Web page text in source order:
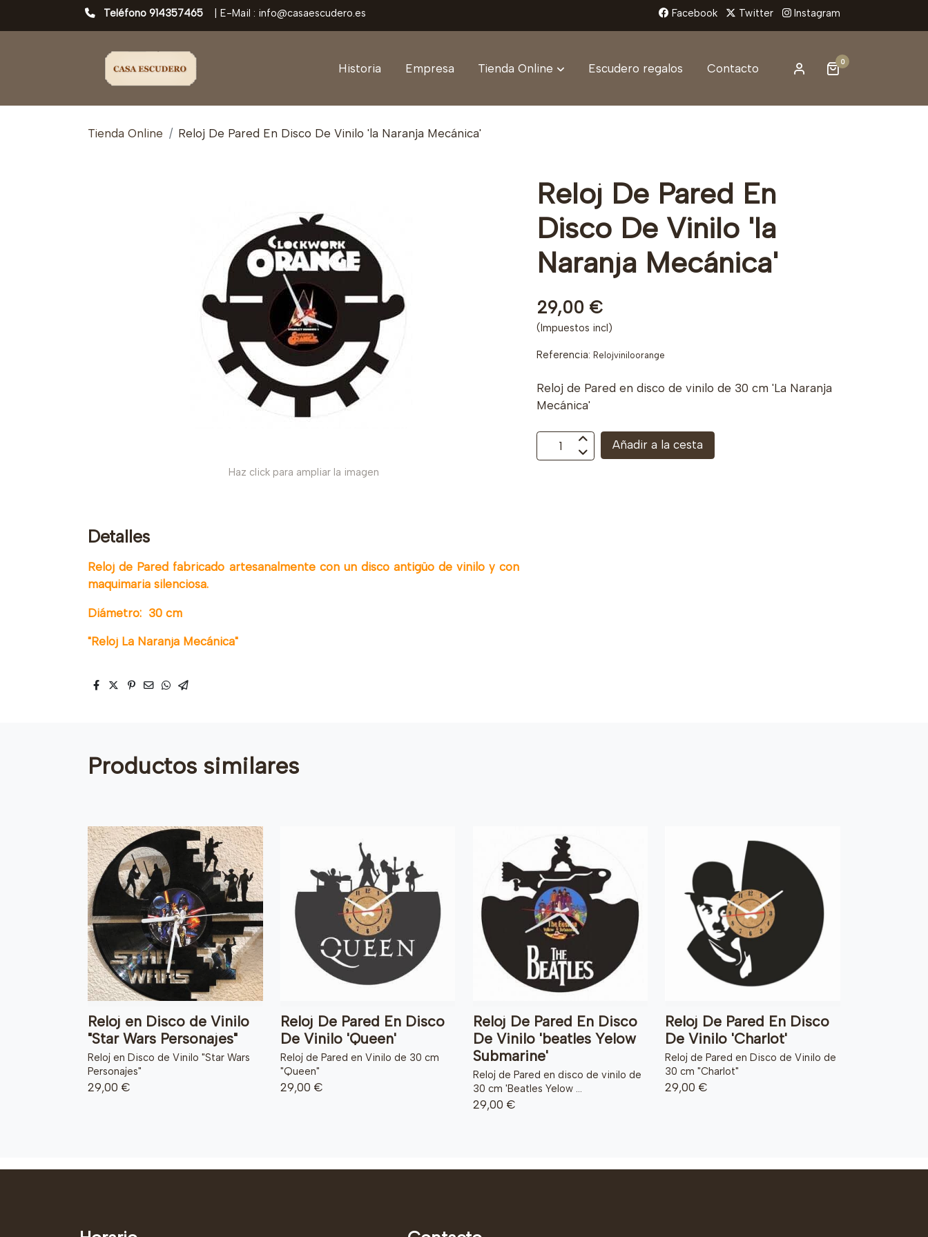
Teléfono 914357465 E-Mail : info@casaescudero.es Facebook Twitter Instagram
Historia Empresa Tienda Online Escudero regalos Contacto 0
Tienda Online Reloj De Pared En Disco De Vinilo 'la Naranja Mecánica'
Haz click para ampliar la imagen
Detalles
Reloj de Pared fabricado artesanalmente con un disco antigüo de vinilo y con
maquimaria silenciosa.
Diámetro: 30 cm
"Reloj La Naranja Mecánica"
Reloj De Pared En
Disco De Vinilo 'la
Naranja Mecánica'
29,00 €
(Impuestos incl)
Referencia:Relojviniloorange
Reloj de Pared en disco de vinilo de 30 cm 'La Naranja
Mecánica'
Añadir a la cesta
Productos similares
Reloj en Disco de Vinilo
"Star Wars Personajes"
Reloj en Disco de Vinilo "Star Wars
Personajes"
29,00 €
Reloj De Pared En Disco
De Vinilo 'Queen'
Reloj de Pared en Vinilo de 30 cm
"Queen"
29,00 €
Reloj De Pared En Disco
De Vinilo 'beatles Yelow
Submarine'
Reloj de Pared en disco de vinilo de
30 cm 'Beatles Yelow ...
29,00 €
Reloj De Pared En Disco
De Vinilo 'Charlot'
Reloj de Pared en Disco de Vinilo de
30 cm "Charlot"
29,00 €